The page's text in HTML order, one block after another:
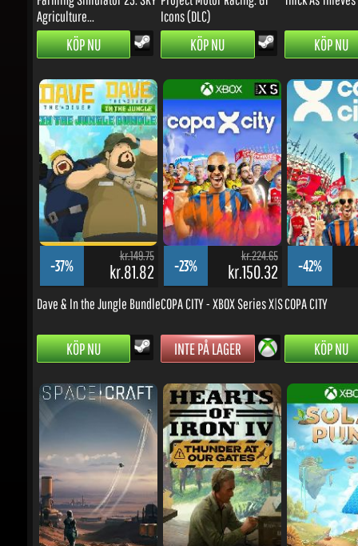
-37%
kr.149.75
kr.81.82
Dave & In the Jungle Bundle
KÖP NU
-23%
kr.224.65
kr.150.32
COPA CITY - XBOX Series X|S
INTE PÅ LAGER
-42%
COPA CITY
KÖP NU
-12%
kr.224.65
kr.170.86 -16%
kr.149.75
kr.109.25 -9%